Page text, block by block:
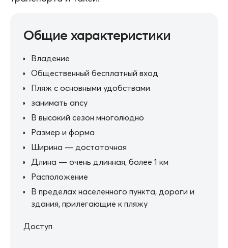
Общие характеристики
Владение
Общественный бесплатный вход
Пляж с основными удобствами
занимать ancy
В высокий сезон многолюдно
Размер и форма
Ширина — достаточная
Длина — очень длинная, более 1 км
Расположение
В пределах населенного пункта, дороги и
здания, прилегающие к пляжу
Доступ